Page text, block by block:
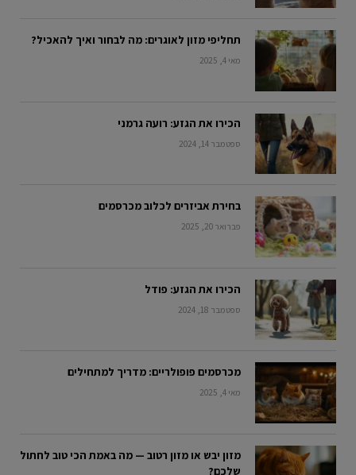
תחליפי מזון לאוגרים: מה לבחור ואיך להאכיל?
מאי 4, 2025
הכירו את הגזע: רועה גרמני
ספטמבר 14, 2024
בחירת אביזרים לכלוב מכרסמים
פברואר 20, 2025
הכירו את הגזע: פודל
ספטמבר 18, 2024
מכרסמים פופולריים: מדריך למתחילים
מאי 4, 2025
מזון יבש או מזון רטוב — מה באמת הכי טוב לחתול
שלכם?